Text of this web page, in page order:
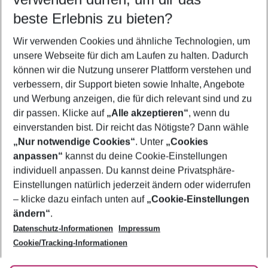
5-8 Nächte
2 Erwachsene Keine Kinder
Mehr Filter anzeigen
Footer
Footer navigation
Über uns
AGB
Bestpreisgarantie
Cookie-Einstellungen ändern
Cookie-Richtlinie
Agenturbetreuung
Barrierefreies Reisen
Folge uns
beste Erlebnis zu bieten?
Wir verwenden Cookies und ähnliche Technologien, um
unsere Webseite für dich am Laufen zu halten. Dadurch
können wir die Nutzung unserer Plattform verstehen und
verbessern, dir Support bieten sowie Inhalte, Angebote
und Werbung anzeigen, die für dich relevant sind und zu
dir passen. Klicke auf „Alle akzeptieren“, wenn du
einverstanden bist. Dir reicht das Nötigste? Dann wähle
„Nur notwendige Cookies“. Unter „Cookies
anpassen“ kannst du deine Cookie-Einstellungen
individuell anpassen. Du kannst deine Privatsphäre-
Einstellungen natürlich jederzeit ändern oder widerrufen
– klicke dazu einfach unten auf „Cookie-Einstellungen
ändern“.
Datenschutz-Informationen
Impressum
Cookie/Tracking-Informationen